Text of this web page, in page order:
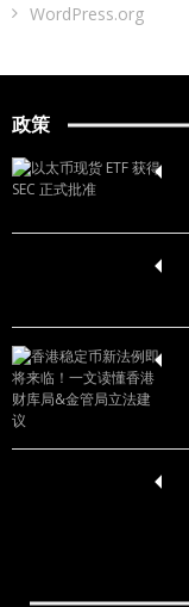
WordPress.org
政策